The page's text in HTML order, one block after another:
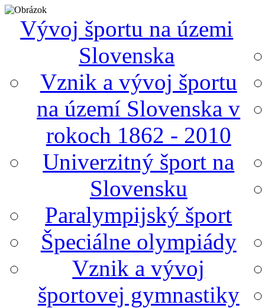
Vývoj športu na územi
Slovenska
Vznik a vývoj športu
na území Slovenska v
rokoch 1862 - 2010
Univerzitný šport na
Slovensku
Paralympijský šport
Špeciálne olympiády
Vznik a vývoj
športovej gymnastiky